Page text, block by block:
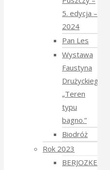
5. edycja –
2024
Pan Les
Wystawa
Faustyna
Drużyckiego
„Teren
typu
bagno.”
Biodróż
Rok 2023
BERJOZKELE